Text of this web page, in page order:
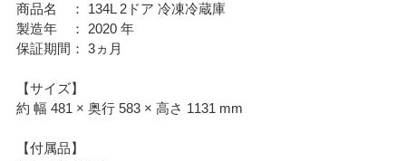
商品名 ： 134L 2ドア 冷凍冷蔵庫
製造年 ： 2020 年
保証期間： 3ヵ月
【サイズ】
約 幅 481 × 奥行 583 × 高さ 1131 mm
【付属品】